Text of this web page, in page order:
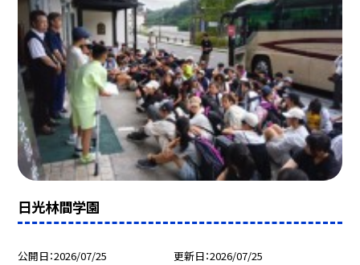
日光林間学園
公開日 2026/07/25 更新日 2026/07/25